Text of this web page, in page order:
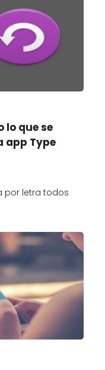
lo que se
app Type
por letra todos